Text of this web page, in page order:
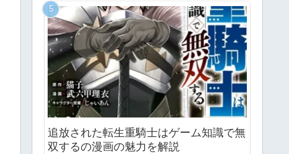
追放された転生重騎士はゲーム知識で無
双するの漫画の魅力を解説